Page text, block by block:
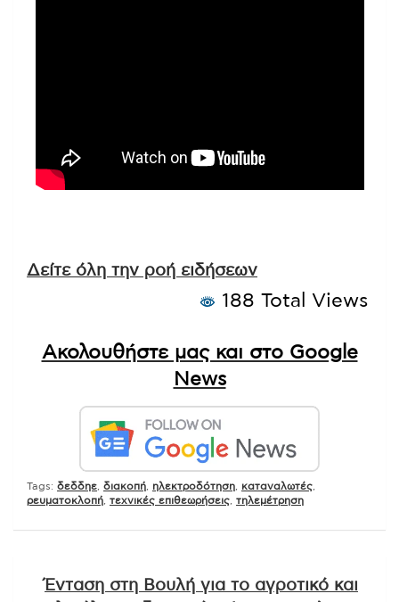
Δείτε όλη την ροή ειδήσεων
188 Total Views
Ακολουθήστε μας και στο Google
News
Tags: δεδδηε διακοπή ηλεκτροδότηση καταναλωτές
ρευματοκλοπή τεχνικές επιθεωρήσεις τηλεμέτρηση
Ένταση στη Βουλή για το αγροτικό και